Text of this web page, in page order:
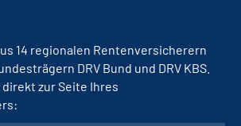
14 regionalen Rentenversicherern
DRV Bund und DRV KBS.
zur Seite Ihres